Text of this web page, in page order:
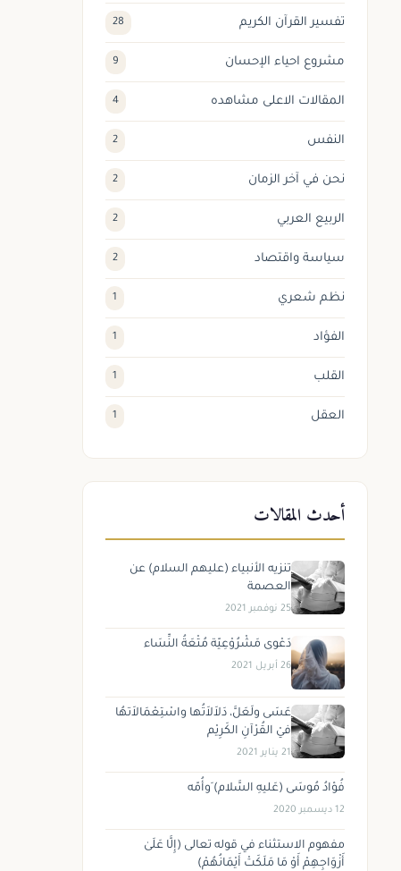
تفسير القرآن الكريم 28
مشروع احياء الإحسان 9
المقالات الاعلى مشاهده 4
النفس 2
نحن في آخر الزمان 2
الربيع العربي 2
سياسة واقتصاد 2
نظم شعري 1
الفؤاد 1
القلب 1
العقل 1
أحدث المقالات
تنزيه الأنبياء (عليهم السلام) عن
العصمة
25 نوفمبر 2021
دَعْوى مَشْرُوْعِيّة مُتْعَةُ النِّسَاء
26 أبريل 2021
عَسَى ولَعَلَّ، دَلاَلاَتُها واسْتِعْمَالاَتهُا
فيْ القُرْآنِ الكَرِيْم
21 يناير 2021
فُؤادُ مُوسَى (عَليهِ السَّلام) َوأُمّه
12 ديسمبر 2020
مفهوم الاستثناء في قوله تعالى (إِلَّا عَلَىٰ
أَزْوَاجِهِمْ أَوْ مَا مَلَكَتْ أَيْمَانُهُمْ)